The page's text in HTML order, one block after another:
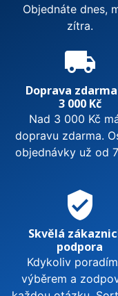
Objednáte dnes,
zítra.
local_shipping
Doprava
3 000 Kč
Nad 3 000 Kč
dopravu zdarma.
objednávky už od
verified_user
Skvělá
podpora
Kdykoliv
výběrem a